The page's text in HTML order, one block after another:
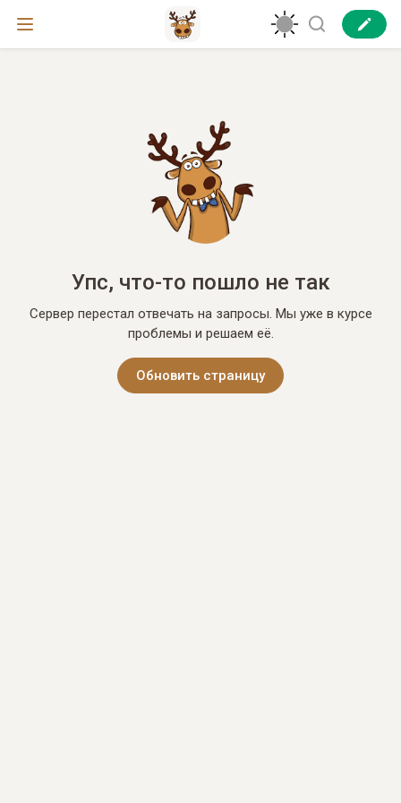
Упс, что-то пошло не так
Сервер перестал отвечать на запросы. Мы уже в курсе
проблемы и решаем её.
Обновить страницу